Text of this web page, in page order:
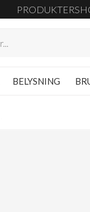
PRODUKTER
BELYSNING